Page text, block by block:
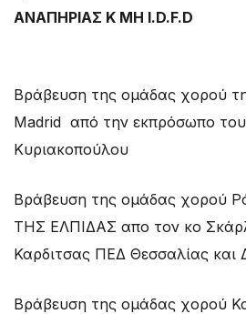
ΑΝΑΠΗΡΙΑΣ Κ ΜΗ I.D.F.D
Βράβευση της ομάδας χορού
Madrid από την εκπρόσωπο
Κυριακοπούλου
Βράβευση της ομάδας χορού
ΤΗΣ ΕΛΠΙΔΑΣ απο τον κο
Καρδιτσας ΠΕΔ Θεσσαλίας
Βράβευση της ομάδας χορού